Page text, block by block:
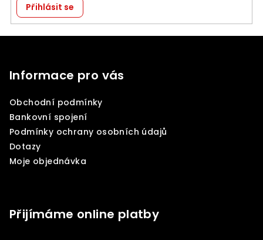
Přihlásit se
Informace pro vás
Obchodní podmínky
Bankovní spojení
Podmínky ochrany osobních údajů
Dotazy
Moje objednávka
Přijímáme online platby